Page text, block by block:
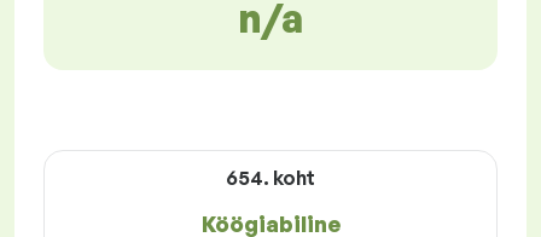
n/a
654. koht
Köögiabiline